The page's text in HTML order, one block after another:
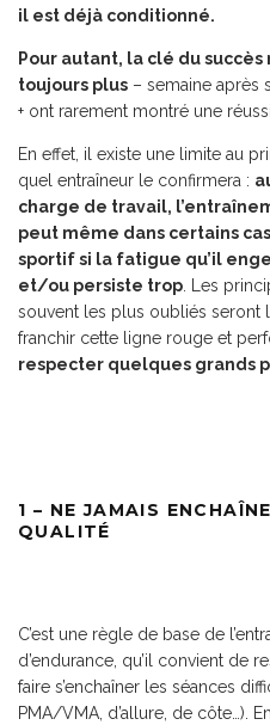
il est déjà conditionné.
Pour autant, la clé du
toujours plus – semaine après
+ ont rarement montré une
En effet, il existe une limite au
quel entraîneur le confirmera :
charge de travail,
peut même dans certains
sportif si la fatigue qu’il
et/ou persiste trop . Les
souvent les plus oubliés seront
franchir cette ligne rouge et
respecter quelques grands
1 – NE JAMAIS
QUALITÉ
C’est une règle de base de
d’endurance, qu’il convient de
faire s’enchaîner les séances
PMA/VMA, d’allure, de côte…).